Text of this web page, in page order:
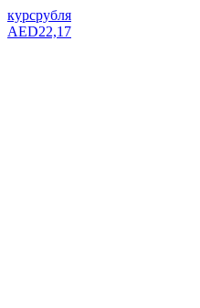
курсрубля
AED22,17